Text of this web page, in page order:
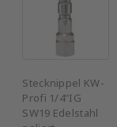
Stecknippel KW-
Profi 1/4"IG
SW19 Edelstahl